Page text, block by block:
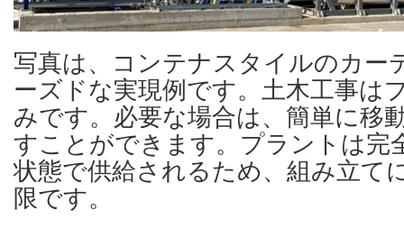
写真は、コンテナスタイルのカー
ーズドな実現例です。土木工事は
みです。必要な場合は、簡単に移
すことができます。プラントは完
状態で供給されるため、組み立て
限です。